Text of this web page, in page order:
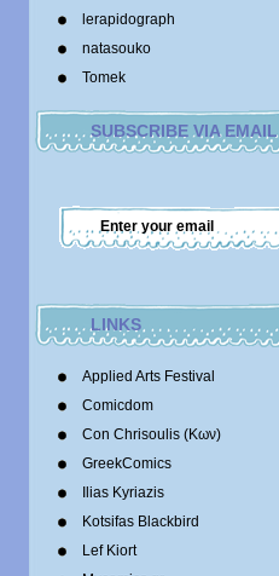
lerapidograph
natasouko
Tomek
SUBSCRIBE VIA EMAIL
LINKS
Applied Arts Festival
Comicdom
Con Chrisoulis (Κων)
GreekComics
Ilias Kyriazis
Kotsifas Blackbird
Lef Kiort